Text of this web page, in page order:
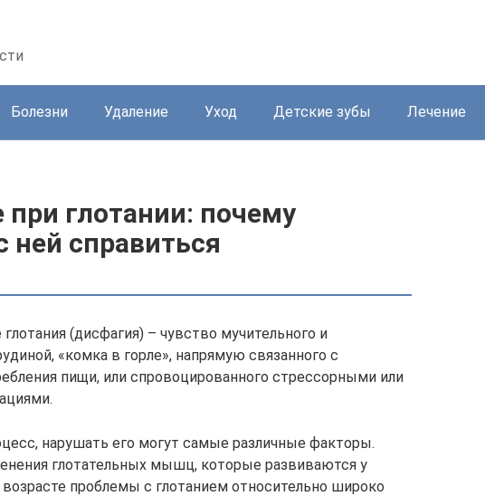
Болезни Удаление Уход Детские зубы Лечение
глотании: почему
ней справиться
(дисфагия) – чувство мучительного и
«комка в горле», напрямую связанного с
пищи, или спровоцированного стрессорными или
нарушать его могут самые различные факторы.
глотательных мышц, которые развиваются у
проблемы с глотанием относительно широко